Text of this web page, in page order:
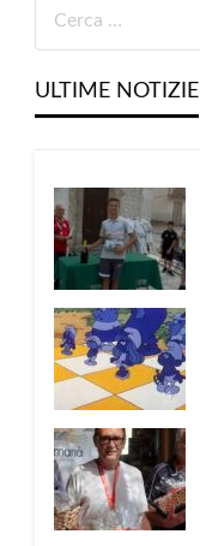
ULTIME NOTIZIE